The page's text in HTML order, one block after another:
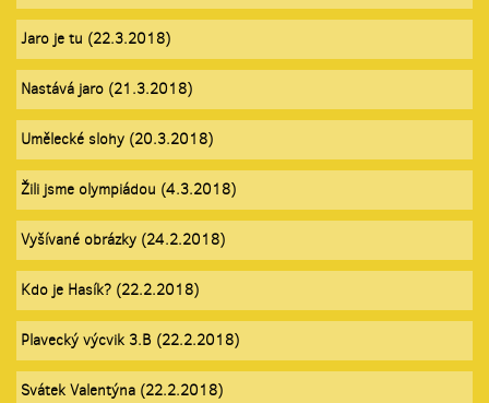
Jaro je tu (22.3.2018)
Nastává jaro (21.3.2018)
Umělecké slohy (20.3.2018)
Žili jsme olympiádou (4.3.2018)
Vyšívané obrázky (24.2.2018)
Kdo je Hasík? (22.2.2018)
Plavecký výcvik 3.B (22.2.2018)
Svátek Valentýna (22.2.2018)